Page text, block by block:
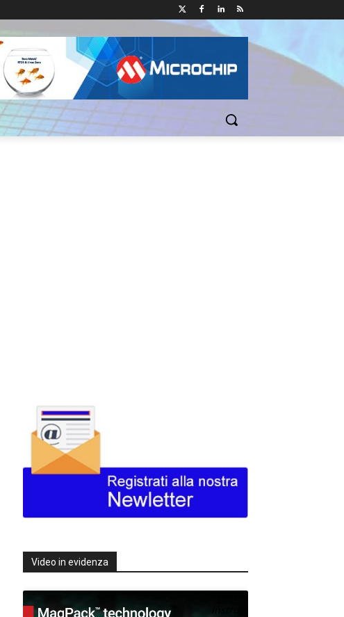
Video in evidenza
Texas